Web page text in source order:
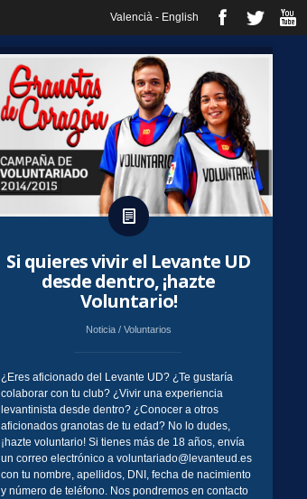
Valencià - English
Si quieres vivir el Levante UD
desde dentro, ¡hazte
Voluntario!
Noticia / Voluntarios
¿Eres aficionado del Levante UD? ¿Te gustaría
colaborar con tu club? ¿Vivir una experiencia
levantinista desde dentro? ¿Conocer a otros
aficionados granotas de tu edad? No lo dudes,
¡hazte voluntario! Si tienes más de 18 años, envía
un correo electrónico a voluntariado@levanteud.es
con tu nombre, apellidos, DNI, fecha de nacimiento
y número de teléfono. Nos pondremos en contacto